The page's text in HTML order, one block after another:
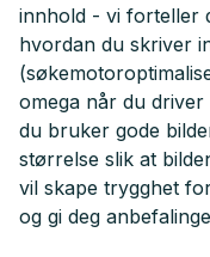
innhold - vi forteller
hvordan du skriver
omega når du
du bruker gode
størrelse slik at
vil skape trygghet
og gi deg